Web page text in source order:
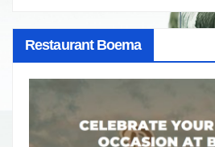
Restaurant Boema